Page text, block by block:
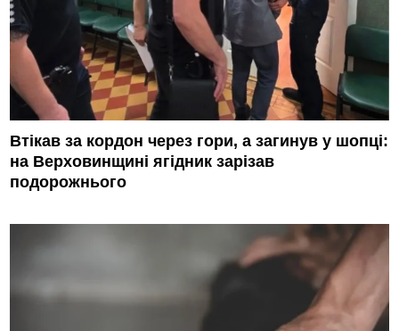
Втікав за кордон через гори, а загинув у шопці:
на Верховинщині ягідник зарізав
подорожнього